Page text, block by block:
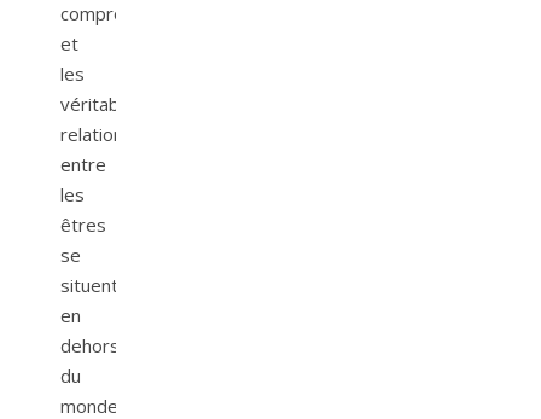
compromission
et
les
véritables
relations
entre
les
êtres
se
situent
en
dehors
du
monde